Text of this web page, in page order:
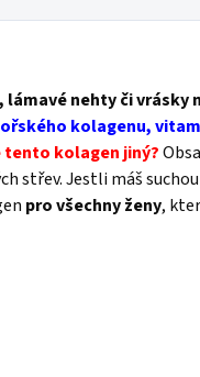
nehty či vrásky
kolagenu,
tento kolagen jiný?
střev. Jestli máš
pro všechny ženy,